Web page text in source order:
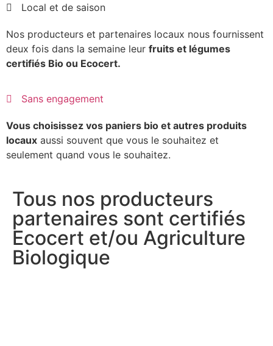
Local et de saison
Nos producteurs et partenaires locaux nous fournissent
deux fois dans la semaine leur fruits et légumes
certifiés Bio ou Ecocert.
Sans engagement
Vous choisissez vos paniers bio et autres produits
locaux aussi souvent que vous le souhaitez et
seulement quand vous le souhaitez.
Tous nos producteurs
partenaires sont certifiés
Ecocert et/ou Agriculture
Biologique